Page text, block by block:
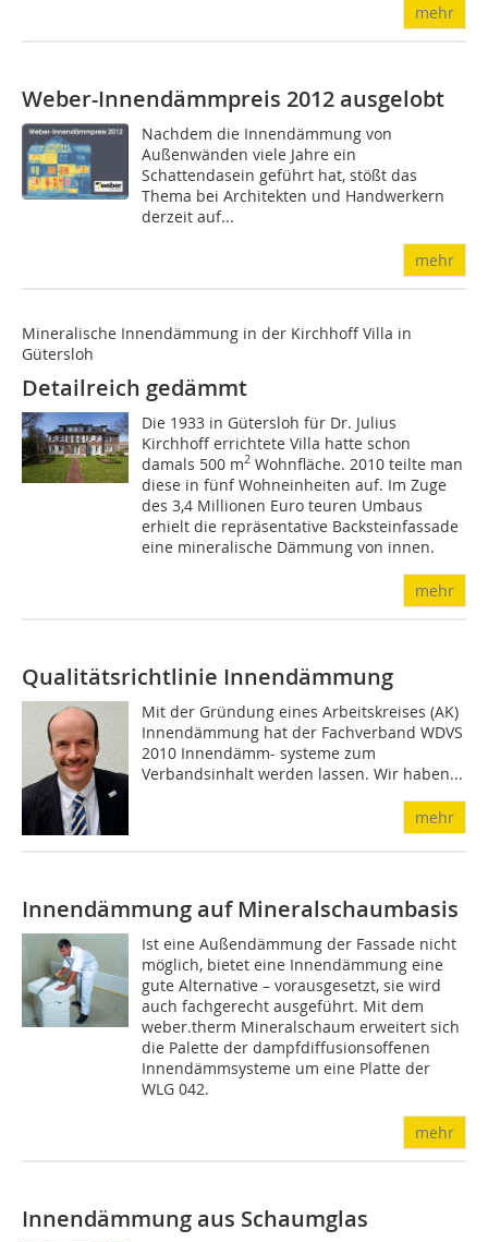
mehr
Weber-Innendämmpreis 2012 ausgelobt
Nachdem die Innendämmung von
Außenwänden viele Jahre ein
Schattendasein geführt hat, stößt das
Thema bei Architekten und Handwerkern
derzeit auf...
mehr
Mineralische Innendämmung in der Kirchhoff Villa in
Gütersloh
Detailreich gedämmt
Die 1933 in Gütersloh für Dr. Julius
Kirchhoff errichtete Villa hatte schon
damals 500 m2 Wohnfläche. 2010 teilte man
diese in fünf Wohneinheiten auf. Im Zuge
des 3,4 Millionen Euro teuren Umbaus
erhielt die repräsentative Backsteinfassade
eine mineralische Dämmung von innen.
mehr
Qualitätsrichtlinie Innendämmung
Mit der Gründung eines Arbeitskreises (AK)
Innendämmung hat der Fachverband WDVS
2010 Innendämm- systeme zum
Verbandsinhalt werden lassen. Wir haben...
mehr
Innendämmung auf Mineralschaumbasis
Ist eine Außendämmung der Fassade nicht
möglich, bietet eine Innendämmung eine
gute Alternative – vorausgesetzt, sie wird
auch fachgerecht ausgeführt. Mit dem
weber.therm Mineralschaum erweitert sich
die Palette der dampfdiffusionsoffenen
Innendämmsysteme um eine Platte der
WLG 042.
mehr
Innendämmung aus Schaumglas